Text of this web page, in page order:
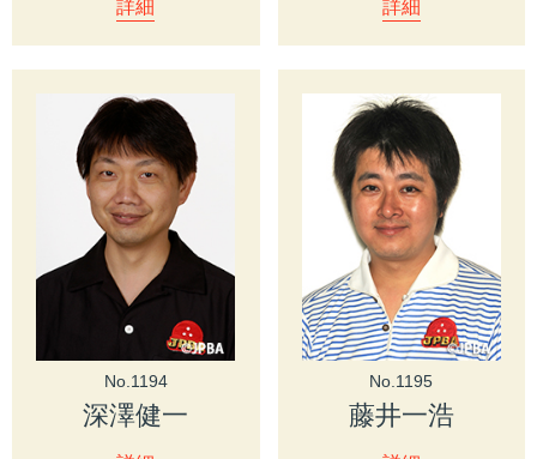
詳細 詳細
No.1194
深澤健一
No.1195
藤井一浩